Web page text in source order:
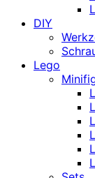
DIY
Lego